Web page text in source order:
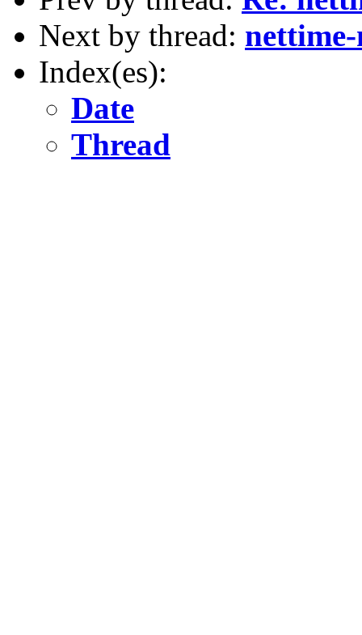
Next by thread:
Index(es):
Date
Thread